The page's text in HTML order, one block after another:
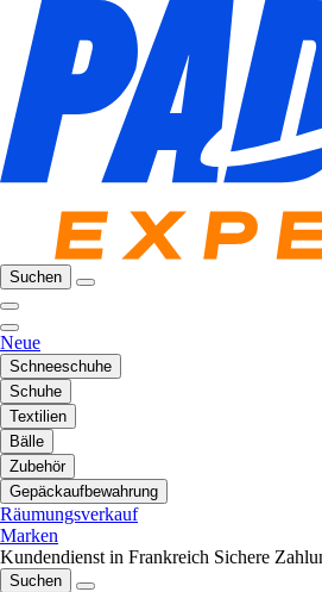
Suchen
Neue
Schneeschuhe
Schuhe
Textilien
Bälle
Zubehör
Gepäckaufbewahrung
Räumungsverkauf
Marken
Kundendienst in Frankreich Sichere
Suchen